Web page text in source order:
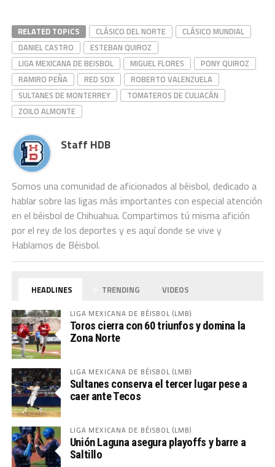
RELATED TOPICS CLÁSICO DEL NORTE
CLÁSICO MUNDIAL
DANIEL CASTRO
ESTEBAN QUIROZ
LIGA MEXICANA DE BEISBOL
MIGUEL FLORES
PONY QUIROZ
RAMIRO PEÑA
RED SOX
ROBERTO VALENZUELA
SULTANES DE MONTERREY
TOMATEROS DE CULIACÁN
ZOILO ALMONTE
Staff HDB
Somos una comunidad de aficionados al béisbol, dedicado a
hablar sobre las ligas más importantes con especial atención
en el béisbol de Chihuahua. Compartimos tú misma afición
por el rey de los deportes y es aquí donde se vive y
Hablamos de Béisbol.
HEADLINES TRENDING VIDEOS
LIGA MEXICANA DE BÉISBOL (LMB)
Toros cierra con 60 triunfos y domina la
Zona Norte
LIGA MEXICANA DE BÉISBOL (LMB)
Sultanes conserva el tercer lugar pese a
caer ante Tecos
LIGA MEXICANA DE BÉISBOL (LMB)
Unión Laguna asegura playoffs y barre a
Saltillo